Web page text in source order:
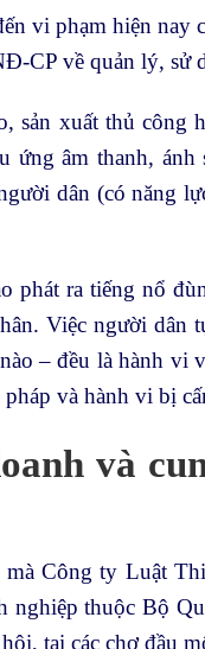
vi phạm hiện nay
CP về quản lý, sử
sản xuất thủ
ứng âm thanh,
dân (có năng
phát ra tiếng nổ
Việc người dân
– đều là hành vi
và hành vi bị
và
Công ty Luật
nghiệp thuộc Bộ
tại các chợ đầu